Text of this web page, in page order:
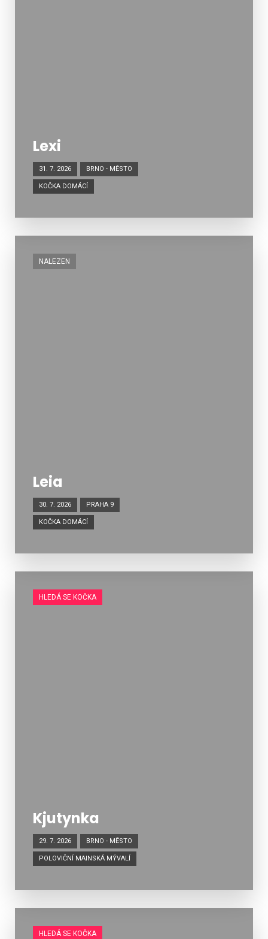
Lexi
31. 7. 2026 BRNO - MĚSTO
KOČKA DOMÁCÍ
NALEZEN
Leia
30. 7. 2026 PRAHA 9
KOČKA DOMÁCÍ
HLEDÁ SE KOČKA
Kjutynka
29. 7. 2026 BRNO - MĚSTO
POLOVIČNÍ MAINSKÁ MÝVALÍ
HLEDÁ SE KOČKA